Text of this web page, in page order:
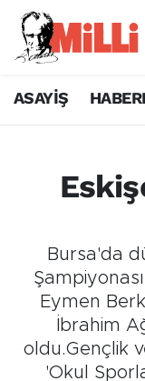
ASAYİŞ
Bursa'da
Eymen
İbrahim
oldu.Gençlik
'Okul